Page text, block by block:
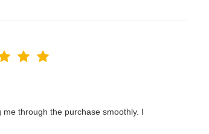
through the purchase smoothly. I